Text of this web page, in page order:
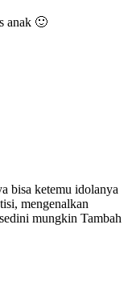
anak 🙂
bisa ketemu idolanya
mengenalkan
mungkin Tambah